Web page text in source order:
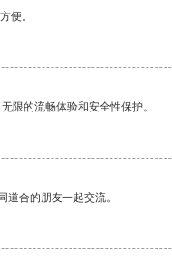
便。
限的流畅体验和安全性保护。
合的朋友一起交流。